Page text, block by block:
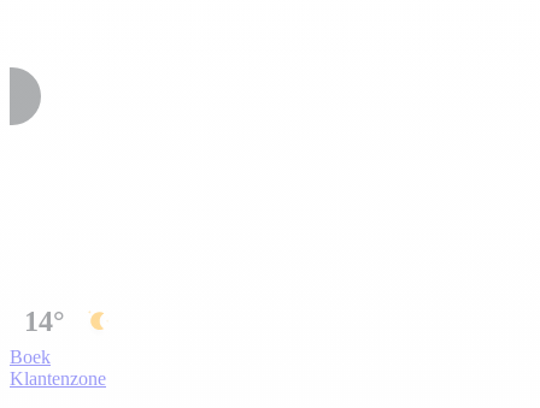
14°
Boek
Klantenzone